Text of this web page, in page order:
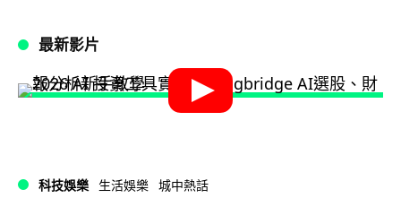
最新影片
科技娛樂 生活娛樂 城中熱話